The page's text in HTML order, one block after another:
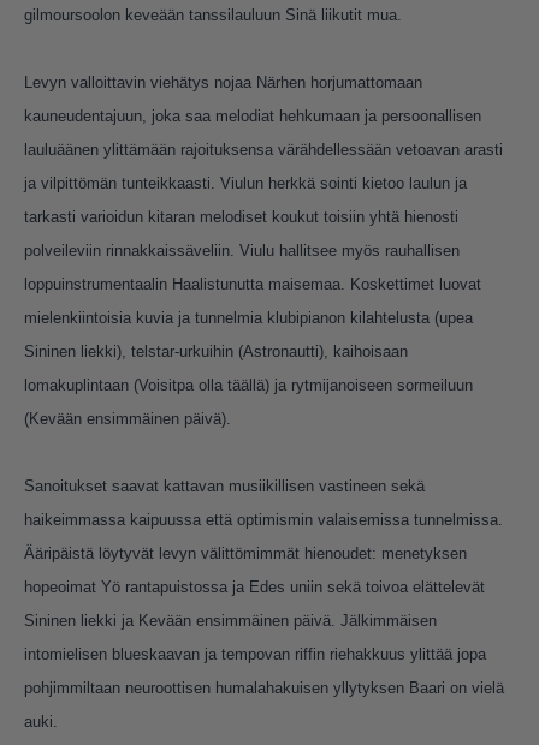
gilmoursoolon keveään tanssilauluun Sinä liikutit mua.
Levyn valloittavin viehätys nojaa Närhen horjumattomaan
kauneudentajuun, joka saa melodiat hehkumaan ja persoonallisen
lauluäänen ylittämään rajoituksensa värähdellessään vetoavan arasti
ja vilpittömän tunteikkaasti. Viulun herkkä sointi kietoo laulun ja
tarkasti varioidun kitaran melodiset koukut toisiin yhtä hienosti
polveileviin rinnakkaissäveliin. Viulu hallitsee myös rauhallisen
loppuinstrumentaalin Haalistunutta maisemaa. Koskettimet luovat
mielenkiintoisia kuvia ja tunnelmia klubipianon kilahtelusta (upea
Sininen liekki), telstar-urkuihin (Astronautti), kaihoisaan
lomakuplintaan (Voisitpa olla täällä) ja rytmijanoiseen sormeiluun
(Kevään ensimmäinen päivä).
Sanoitukset saavat kattavan musiikillisen vastineen sekä
haikeimmassa kaipuussa että optimismin valaisemissa tunnelmissa.
Ääripäistä löytyvät levyn välittömimmät hienoudet: menetyksen
hopeoimat Yö rantapuistossa ja Edes uniin sekä toivoa elättelevät
Sininen liekki ja Kevään ensimmäinen päivä. Jälkimmäisen
intomielisen blueskaavan ja tempovan riffin riehakkuus ylittää jopa
pohjimmiltaan neuroottisen humalahakuisen yllytyksen Baari on vielä
auki.